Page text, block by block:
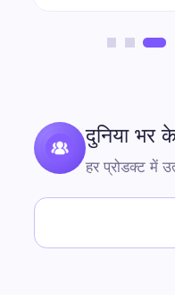
दुनिया भर
हर प्रोडक्ट में